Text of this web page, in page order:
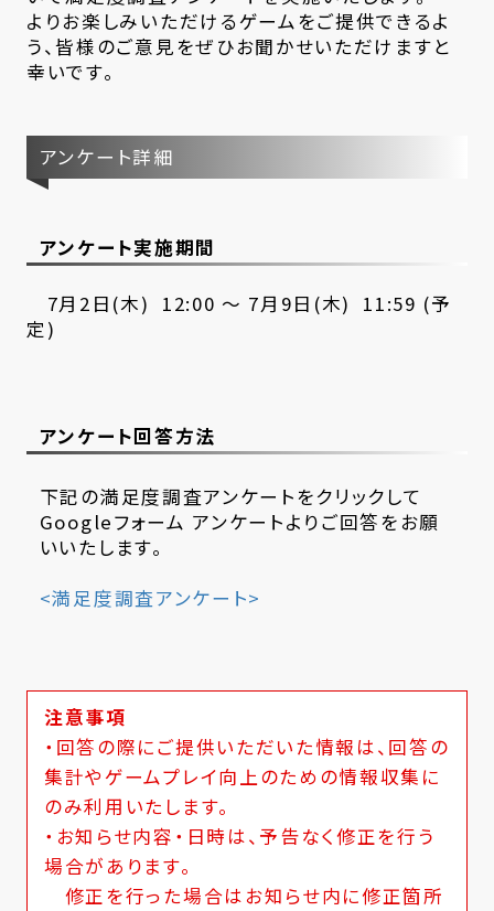
よりお楽しみいただけるゲームをご提供できるよ
う、皆様のご意見をぜひお聞かせいただけますと
幸いです。
アンケート詳細
アンケート実施期間
7月2日(木) 12:00 ～ 7月9日(木) 11:59 (予
定)
アンケート回答方法
下記の満足度調査アンケートをクリックして
Googleフォーム アンケートよりご回答をお願
いいたします。
<満足度調査アンケート>
注意事項
・回答の際にご提供いただいた情報は、回答の
集計やゲームプレイ向上のための情報収集に
のみ利用いたします。
・お知らせ内容・日時は、予告なく修正を行う
場合があります。
修正を行った場合はお知らせ内に修正箇所